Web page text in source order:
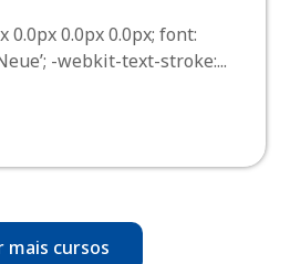
0.0px 0.0px 0.0px; font:
-webkit-text-stroke:...
mais cursos